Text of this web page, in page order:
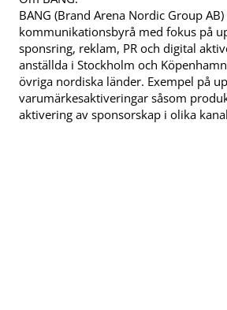
BANG (Brand Arena Nordic Group
kommunikationsbyrå med fokus på
sponsring, reklam, PR och digital
anställda i Stockholm och
övriga nordiska länder. Exempel på
varumärkesaktiveringar såsom
aktivering av sponsorskap i olika